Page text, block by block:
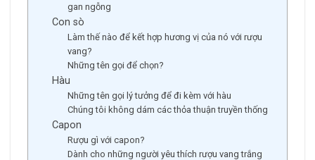
gan ngỗng
Con sò
Làm thế nào để kết hợp hương vị của nó với rượu
vang?
Những tên gọi để chọn?
Hàu
Những tên gọi lý tưởng để đi kèm với hàu
Chúng tôi không dám các thỏa thuận truyền thống
Capon
Rượu gì với capon?
Dành cho những người yêu thích rượu vang trắng